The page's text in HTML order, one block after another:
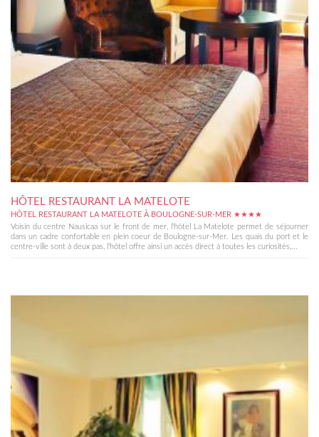
HÔTEL RESTAURANT LA MATELOTE
HÔTEL RESTAURANT LA MATELOTE À BOULOGNE-SUR-MER ★★★★
Voisin du centre Nausicaa sur le front de mer, l'hôtel La Matelote permet de séjourner
dans un cadre confortable en plein coeur de Boulogne-sur-Mer. Les quais du port et le
centre-ville sont à deux pas, l'hôtel offre ainsi un accès direct à toutes les curiosités,...